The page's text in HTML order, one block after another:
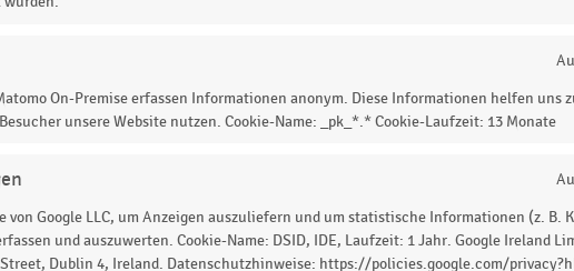
des Essens-Lieferdienstes Just Eat
einen Bruttotransaktionswert von rund
10
On-Premise erfassen Informationen anonym. Diese Informationen helfen uns
unsere Website nutzen. Cookie-Name: _pk_*.* Cookie-Laufzeit: 13 Monate
von Google LLC, um Anzeigen auszuliefern und um statistische Informationen (z. B.
und auszuwerten. Cookie-Name: DSID, IDE, Laufzeit: 1 Jahr. Google Ireland
Street, Dublin 4, Ireland. Datenschutzhinweise: https://policies.google.com/